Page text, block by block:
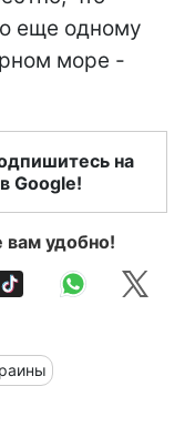
еще одному
море -
на
Google!
вам удобно!